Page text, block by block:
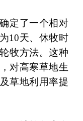
定了一个相对
10天、休牧时
牧方法。这种
对高寒草地生
草地利用率提